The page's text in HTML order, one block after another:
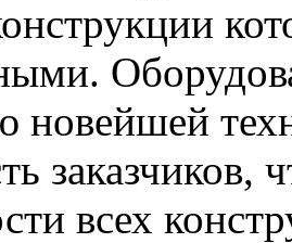
заказчиков,
всех